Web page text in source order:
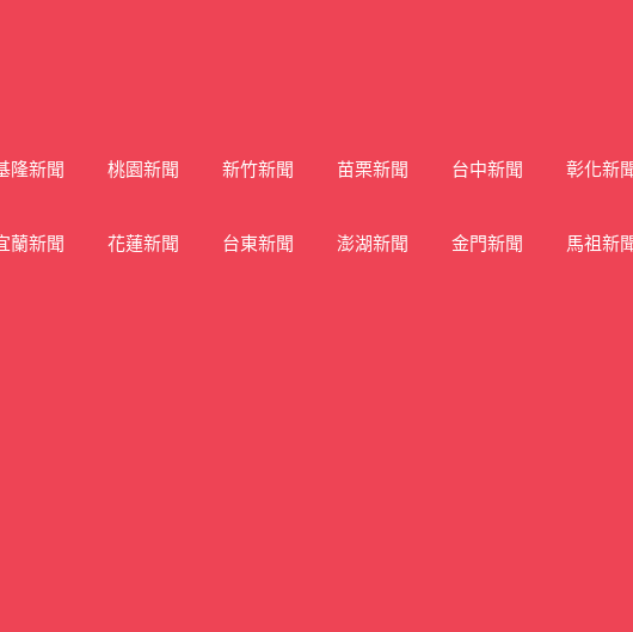
隆新聞 桃園新聞 新竹新聞 苗栗新聞 台中新聞 彰化新
蘭新聞 花蓮新聞 台東新聞 澎湖新聞 金門新聞 馬祖新